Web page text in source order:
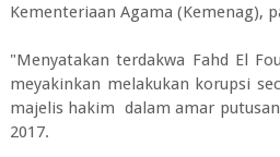
Kementeriaan Agama (Kemenag),
"Menyatakan terdakwa Fahd El
meyakinkan melakukan korupsi
majelis hakim dalam amar
2017.